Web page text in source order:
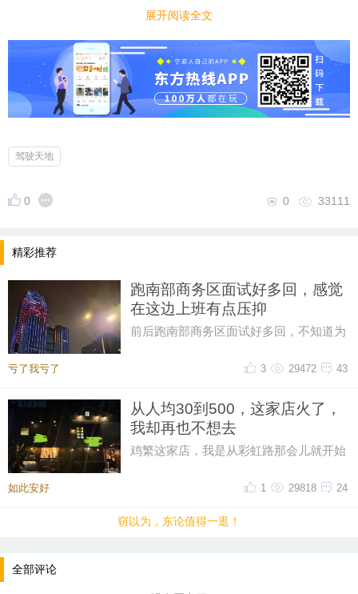
展开阅读全文
驾驶天地
0 33111
0
精彩推荐
跑南部商务区面试好多回，感觉
在这边上班有点压抑
前后跑南部商务区面试好多回，不知道为
片密集写字楼自带压抑感，上下
亏了我亏了 43
29472
3
从人均30到500，这家店火了，
我却再也不想去
鸡繁这家店，我是从彩虹路那会儿就开始
声再多，我也愿意去，那时候感
如此安好 24
29818
1
窃以为，东论值得一逛！
全部评论